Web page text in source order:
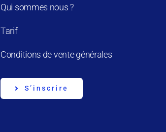
Qui sommes nous ?
Tarif
Conditions de vente générales
S’inscrire